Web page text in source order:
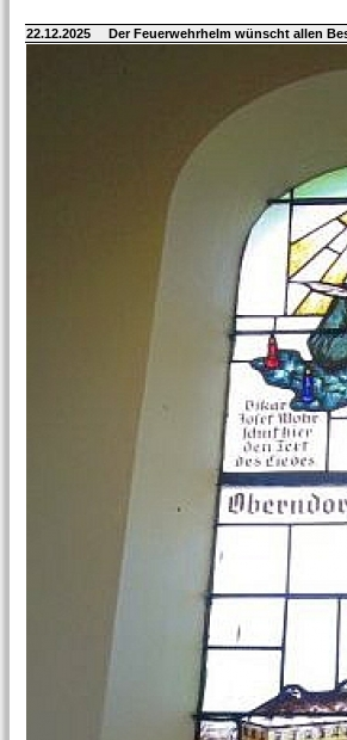
22.12.2025 Der Feuerwehrhelm wünscht allen